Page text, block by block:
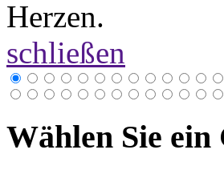
Herzen.
schließen
Wählen Sie ein